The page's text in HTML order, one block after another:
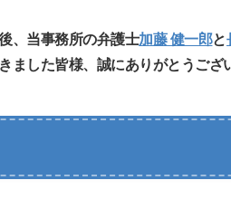
、当事務所の弁護士加藤 健一郎と
ました皆様、誠にありがとうござ